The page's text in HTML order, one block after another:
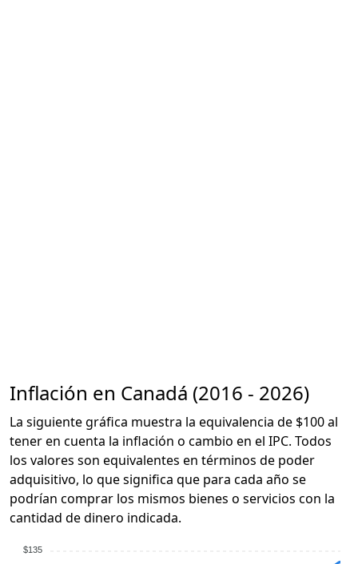
Inflación en Canadá (2016 - 2026)
La siguiente gráfica muestra la equivalencia de $100 al
tener en cuenta la inflación o cambio en el IPC. Todos
los valores son equivalentes en términos de poder
adquisitivo, lo que significa que para cada año se
podrían comprar los mismos bienes o servicios con la
cantidad de dinero indicada.
$135